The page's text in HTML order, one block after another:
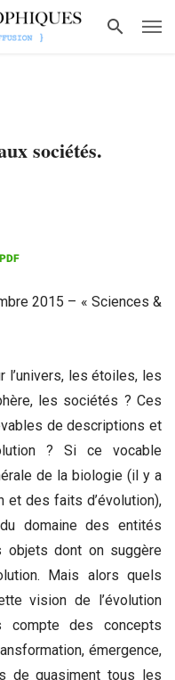
sociétés.
2015 – « Sciences &
l’univers, les étoiles, les
les sociétés ? Ces
de descriptions et
? Si ce vocable
de la biologie (il y a
et des faits d’évolution),
domaine des entités
objets dont on suggère
Mais alors quels
vision de l’évolution
des concepts
émergence,
de quasiment tous les